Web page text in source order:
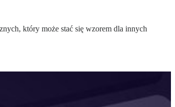
który może stać się wzorem dla innych